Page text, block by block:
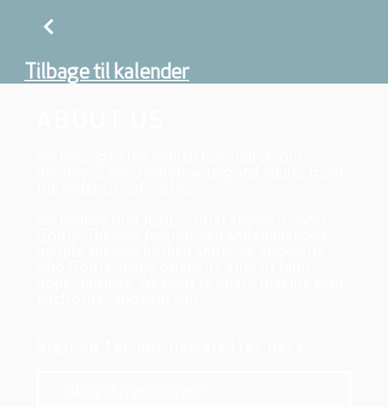
Tilbage til kalender